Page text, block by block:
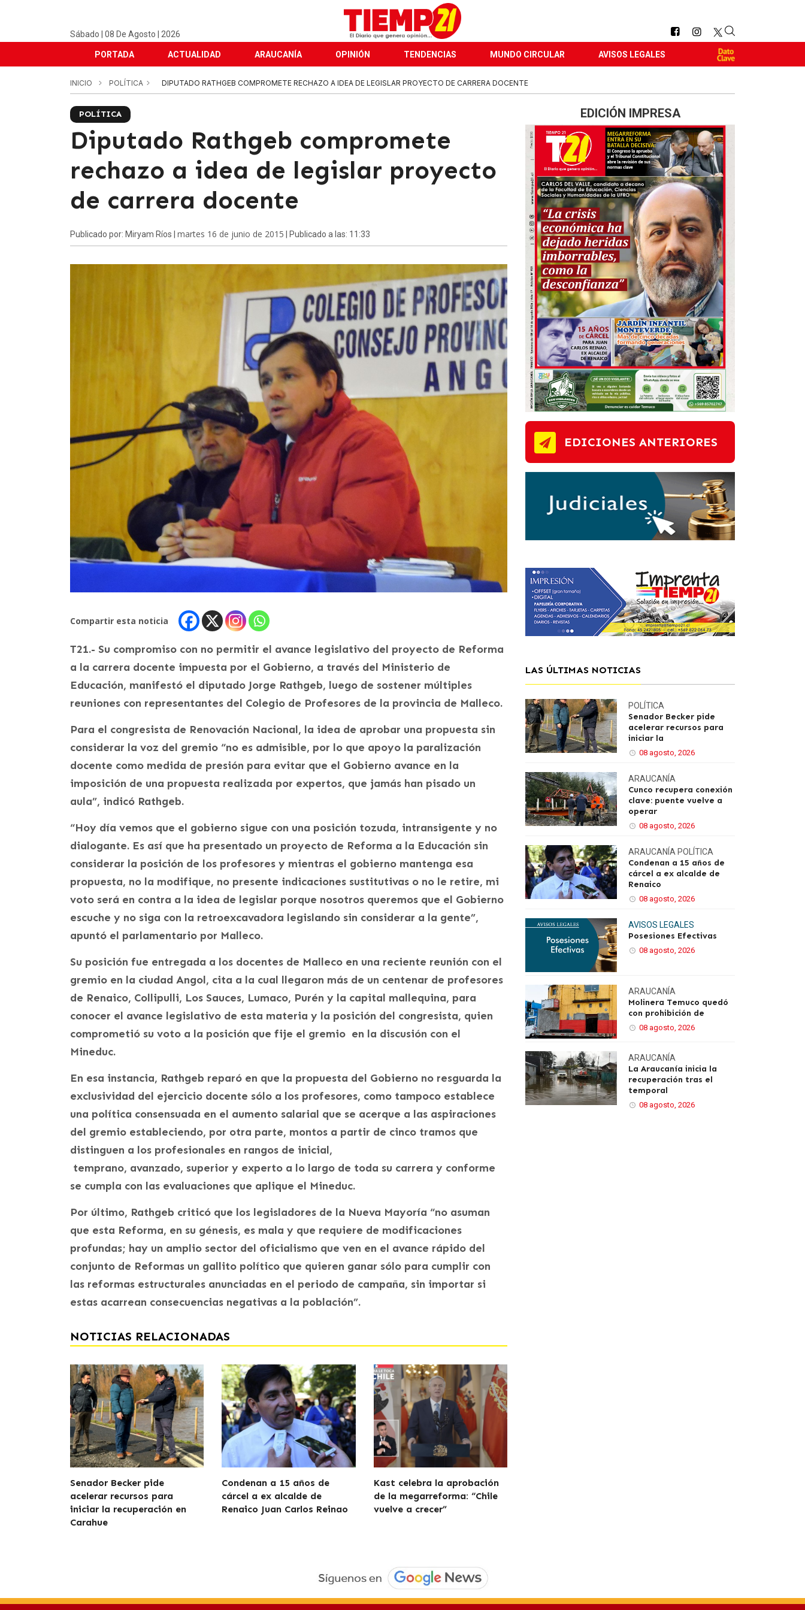
Sábado | 08 De Agosto | 2026
PORTADA ACTUALIDAD ARAUCANÍA OPINIÓN TENDENCIAS MUNDO CIRCULAR AVISOS LEGALES
INICIO POLÍTICA DIPUTADO RATHGEB COMPROMETE RECHAZO A IDEA DE LEGISLAR PROYECTO DE CARRERA DOCENTE
POLÍTICA
Diputado Rathgeb compromete
rechazo a idea de legislar proyecto
de carrera docente
Publicado por: Miryam Ríos | martes 16 de junio de 2015 | Publicado a las: 11:33
Compartir esta noticia
T21.- Su compromiso con no permitir el avance legislativo del proyecto de Reforma
a la carrera docente impuesta por el Gobierno, a través del Ministerio de
Educación, manifestó el diputado Jorge Rathgeb, luego de sostener múltiples
reuniones con representantes del Colegio de Profesores de la provincia de Malleco.
Para el congresista de Renovación Nacional, la idea de aprobar una propuesta sin
considerar la voz del gremio “no es admisible, por lo que apoyo la paralización
docente como medida de presión para evitar que el Gobierno avance en la
imposición de una propuesta realizada por expertos, que jamás han pisado un
aula”, indicó Rathgeb.
“Hoy día vemos que el gobierno sigue con una posición tozuda, intransigente y no
dialogante. Es así que ha presentado un proyecto de Reforma a la Educación sin
considerar la posición de los profesores y mientras el gobierno mantenga esa
propuesta, no la modifique, no presente indicaciones sustitutivas o no le retire, mi
voto será en contra a la idea de legislar porque nosotros queremos que el Gobierno
escuche y no siga con la retroexcavadora legislando sin considerar a la gente”,
apuntó el parlamentario por Malleco.
Su posición fue entregada a los docentes de Malleco en una reciente reunión con el
gremio en la ciudad Angol, cita a la cual llegaron más de un centenar de profesores
de Renaico, Collipulli, Los Sauces, Lumaco, Purén y la capital mallequina, para
conocer el avance legislativo de esta materia y la posición del congresista, quien
comprometió su voto a la posición que fije el gremio en la discusión con el
Mineduc.
En esa instancia, Rathgeb reparó en que la propuesta del Gobierno no resguarda la
exclusividad del ejercicio docente sólo a los profesores, como tampoco establece
una política consensuada en el aumento salarial que se acerque a las aspiraciones
del gremio estableciendo, por otra parte, montos a partir de cinco tramos que
distinguen a los profesionales en rangos de inicial,
temprano, avanzado, superior y experto a lo largo de toda su carrera y conforme
se cumpla con las evaluaciones que aplique el Mineduc.
Por último, Rathgeb criticó que los legisladores de la Nueva Mayoría “no asuman
que esta Reforma, en su génesis, es mala y que requiere de modificaciones
profundas; hay un amplio sector del oficialismo que ven en el avance rápido del
conjunto de Reformas un gallito político que quieren ganar sólo para cumplir con
las reformas estructurales anunciadas en el periodo de campaña, sin importar si
estas acarrean consecuencias negativas a la población”.
NOTICIAS RELACIONADAS
Senador Becker pide
acelerar recursos para
iniciar la recuperación en
Carahue
Condenan a 15 años de
cárcel a ex alcalde de
Renaico Juan Carlos Reinao
Kast celebra la aprobación
de la megarreforma: “Chile
vuelve a crecer”
EDICIÓN IMPRESA
EDICIONES ANTERIORES
LAS ÚLTIMAS NOTICIAS
POLÍTICA
Senador Becker pide
acelerar recursos para
iniciar la
08 agosto, 2026
ARAUCANÍA
Cunco recupera conexión
clave: puente vuelve a
operar
08 agosto, 2026
ARAUCANÍA POLÍTICA
Condenan a 15 años de
cárcel a ex alcalde de
Renaico
08 agosto, 2026
AVISOS LEGALES
Posesiones Efectivas
08 agosto, 2026
ARAUCANÍA
Molinera Temuco quedó
con prohibición de
08 agosto, 2026
ARAUCANÍA
La Araucanía inicia la
recuperación tras el
temporal
08 agosto, 2026